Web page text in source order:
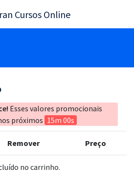
Esses valores promocionais
próximos 15m 00s
Remover Preço
no carrinho.